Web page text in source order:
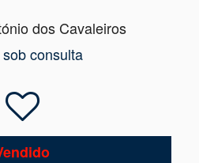
dos Cavaleiros
consulta